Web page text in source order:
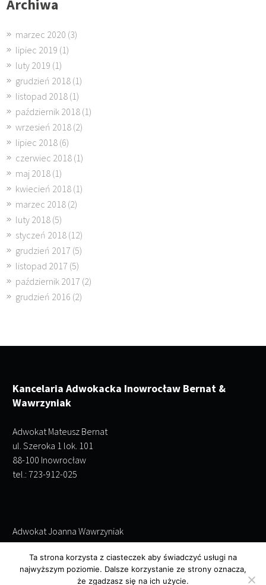
Archiwa
marzec 2020 (3)
lipiec 2019 (1)
luty 2019 (1)
grudzień 2018 (1)
listopad 2018 (1)
październik 2018 (1)
wrzesień 2018 (2)
lipiec 2018 (6)
czerwiec 2018 (1)
maj 2018 (1)
kwiecień 2018 (1)
marzec 2018 (2)
luty 2018 (5)
styczeń 2018 (12)
grudzień 2017 (5)
listopad 2017 (5)
październik 2017 (2)
grudzień 2016 (2)
Kancelaria Adwokacka Inowrocław Bernat &
Wawrzyniak
Adwokat Mateusz Bernat
ul. Szeroka 1 lok. 101
88-100 Inowrocław
tel.: 723-912-025
Adwokat Joanna Wawrzyniak
ul. Szeroka 1 lok. 101
88-100 Inowrocław
tel.: 695-243-952
Ta strona korzysta z ciasteczek aby świadczyć usługi na
najwyższym poziomie. Dalsze korzystanie ze strony oznacza,
że zgadzasz się na ich użycie.